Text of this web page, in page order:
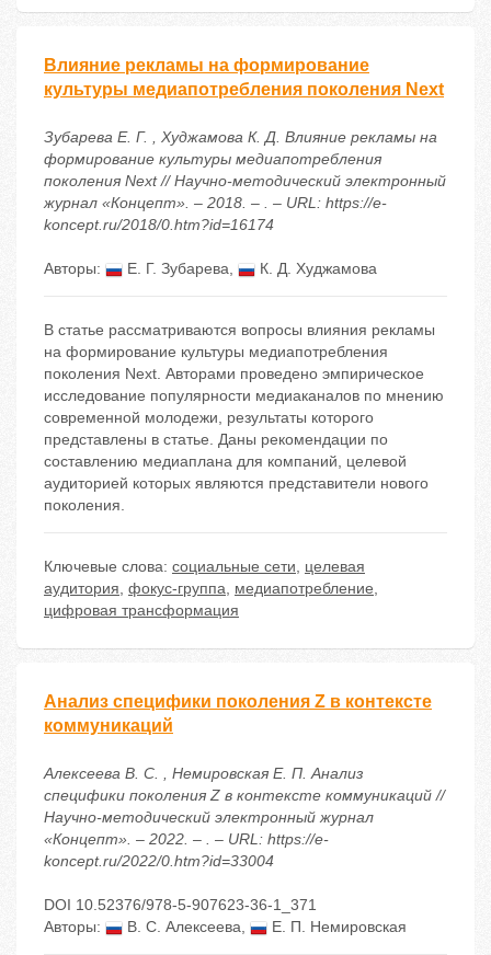
Влияние рекламы на формирование
культуры медиапотребления поколения Next
Зубарева Е. Г. , Худжамова К. Д. Влияние рекламы на
формирование культуры медиапотребления
поколения Next // Научно-методический электронный
журнал «Концепт». – 2018. – . – URL: https://e-
koncept.ru/2018/0.htm?id=16174
Авторы: Е. Г. Зубарева, К. Д. Худжамова
В статье рассматриваются вопросы влияния рекламы
на формирование культуры медиапотребления
поколения Next. Авторами проведено эмпирическое
исследование популярности медиаканалов по мнению
современной молодежи, результаты которого
представлены в статье. Даны рекомендации по
составлению медиаплана для компаний, целевой
аудиторией которых являются представители нового
поколения.
Ключевые слова: социальные сети, целевая
аудитория, фокус-группа, медиапотребление,
цифровая трансформация
Анализ специфики поколения Z в контексте
коммуникаций
Алексеева В. С. , Немировская Е. П. Анализ
специфики поколения Z в контексте коммуникаций //
Научно-методический электронный журнал
«Концепт». – 2022. – . – URL: https://e-
koncept.ru/2022/0.htm?id=33004
DOI 10.52376/978-5-907623-36-1_371
Авторы:
В. С. Алексеева, Е. П. Немировская